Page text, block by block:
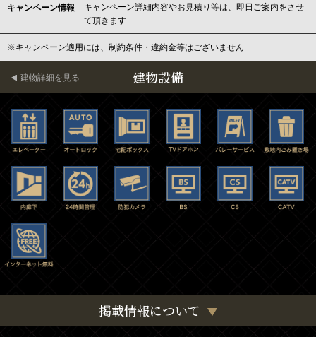
キャンペーン情報
キャンペーン詳細内容やお見積り等は、即日ご案内をさせ
て頂きます
※キャンペーン適用には、制約条件・違約金等はございません
建物設備
建物詳細を見る
掲載情報について